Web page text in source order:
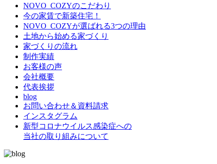
NOVO_COZYのこだわり
今の家賃で新築住宅！
NOVO_COZYが選ばれる3つの理由
土地から始める家づくり
家づくりの流れ
制作実績
お客様の声
会社概要
代表挨拶
blog
お問い合わせ＆資料請求
インスタグラム
新型コロナウイルス感染症への
当社の取り組みについて